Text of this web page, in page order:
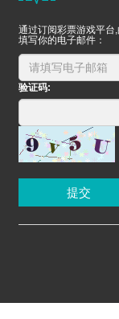
通过订阅彩票游戏平台
填写你的电子邮件：
验证码:
提交